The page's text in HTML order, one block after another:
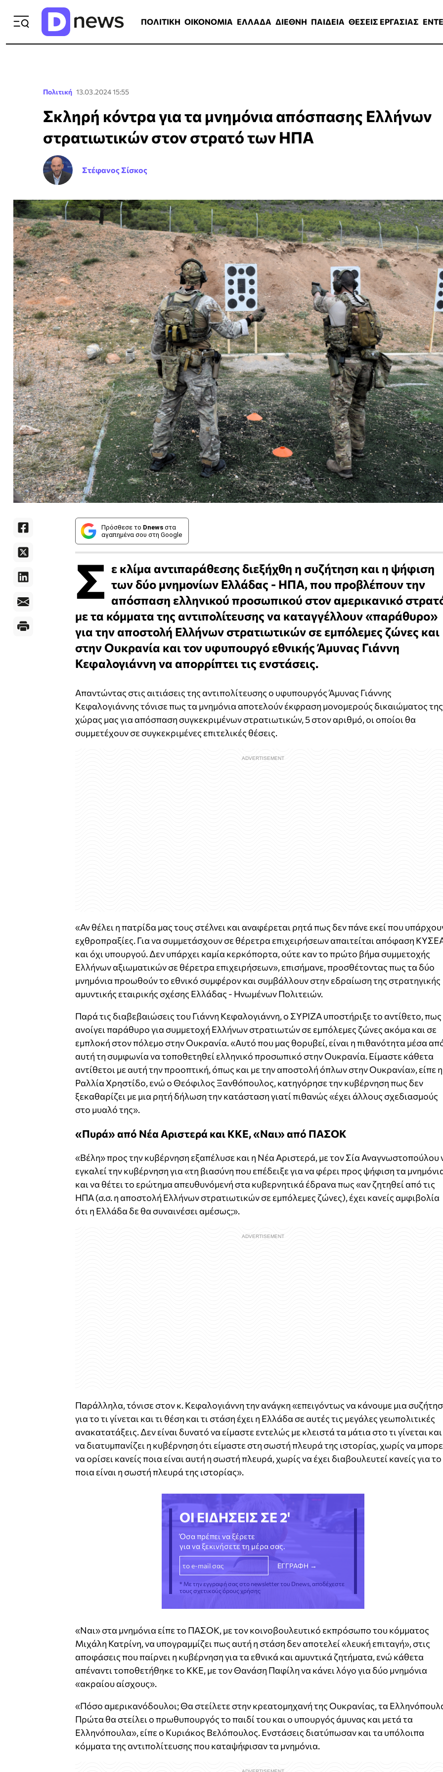
ΠΟΛΙΤΙΚΗ ΟΙΚΟΝΟΜΙΑ ΕΛΛΑΔΑ ΔΙΕΘΝΗ ΠΑΙΔΕΙΑ ΘΕΣΕΙΣ ΕΡΓΑΣΙΑΣ
Πολιτική 13.03.2024 15:55
Σκληρή κόντρα για τα μνημόνια απόσπασης Ελλήνων
στρατιωτικών στον στρατό των ΗΠΑ
Στέφανος Σίσκος
Πρόσθεσε το Dnews στα
αγαπημένα σου στη Google
Σ ε κλίμα αντιπαράθεσης διεξήχθη η συζήτηση και η ψήφιση
των δύο μνημονίων Ελλάδας - ΗΠΑ, που προβλέπουν την
απόσπαση ελληνικού προσωπικού στον αμερικανικό
με τα κόμματα της αντιπολίτευσης να καταγγέλλουν «παράθυρο»
για την αποστολή Ελλήνων στρατιωτικών σε εμπόλεμες ζώνες και
στην Ουκρανία και τον υφυπουργό εθνικής Άμυνας Γιάννη
Κεφαλογιάννη να απορρίπτει τις ενστάσεις.
Απαντώντας στις αιτιάσεις της αντιπολίτευσης ο υφυπουργός Άμυνας Γιάννης
Κεφαλογιάννης τόνισε πως τα μνημόνια αποτελούν έκφραση μονομερούς δικαιώματος της
χώρας μας για απόσπαση συγκεκριμένων στρατιωτικών, 5 στον αριθμό, οι οποίοι θα
συμμετέχουν σε συγκεκριμένες επιτελικές θέσεις.
«Αν θέλει η πατρίδα μας τους στέλνει και αναφέρεται ρητά πως δεν πάνε εκεί που
εχθροπραξίες. Για να συμμετάσχουν σε θέρετρα επιχειρήσεων απαιτείται απόφαση
και όχι υπουργού. Δεν υπάρχει καμία κερκόπορτα, ούτε καν το πρώτο βήμα συμμετοχής
Ελλήνων αξιωματικών σε θέρετρα επιχειρήσεων», επισήμανε, προσθέτοντας πως τα δύο
μνημόνια προωθούν το εθνικό συμφέρον και συμβάλλουν στην εδραίωση της στρατηγικής
αμυντικής εταιρικής σχέσης Ελλάδας - Ηνωμένων Πολιτειών.
Παρά τις διαβεβαιώσεις του Γιάννη Κεφαλογιάννη, ο ΣΥΡΙΖΑ υποστήριξε το αντίθετο, πως
ανοίγει παράθυρο για συμμετοχή Ελλήνων στρατιωτών σε εμπόλεμες ζώνες ακόμα και σε
εμπλοκή στον πόλεμο στην Ουκρανία. «Αυτό που μας θορυβεί, είναι η πιθανότητα μέσα
αυτή τη συμφωνία να τοποθετηθεί ελληνικό προσωπικό στην Ουκρανία. Είμαστε κάθετα
αντίθετοι με αυτή την προοπτική, όπως και με την αποστολή όπλων στην Ουκρανία», είπε η
Ραλλία Χρηστίδο, ενώ ο Θεόφιλος Ξανθόπουλος, κατηγόρησε την κυβέρνηση πως δεν
ξεκαθαρίζει με μια ρητή δήλωση την κατάσταση γιατί πιθανώς «έχει άλλους σχεδιασμούς
στο μυαλό της».
«Πυρά» από Νέα Αριστερά και ΚΚΕ, «Ναι» από ΠΑΣΟΚ
«Βέλη» προς την κυβέρνηση εξαπέλυσε και η Νέα Αριστερά, με τον Σία Αναγνωστοπούλου
εγκαλεί την κυβέρνηση για «τη βιασύνη που επέδειξε για να φέρει προς ψήφιση τα
και να θέτει το ερώτημα απευθυνόμενή στα κυβερνητικά έδρανα πως «αν ζητηθεί από τις
ΗΠΑ (σ.σ. η αποστολή Ελλήνων στρατιωτικών σε εμπόλεμες ζώνες), έχει κανείς αμφιβολία
ότι η Ελλάδα δε θα συναινέσει αμέσως;».
Παράλληλα, τόνισε στον κ. Κεφαλογιάννη την ανάγκη «επειγόντως να κάνουμε μια
για το τι γίνεται και τι θέση και τι στάση έχει η Ελλάδα σε αυτές τις μεγάλες γεωπολιτικές
ανακατατάξεις. Δεν είναι δυνατό να είμαστε εντελώς με κλειστά τα μάτια στο τι γίνεται και
να διατυμπανίζει η κυβέρνηση ότι είμαστε στη σωστή πλευρά της ιστορίας, χωρίς να
να ορίσει κανείς ποια είναι αυτή η σωστή πλευρά, χωρίς να έχει διαβουλευτεί κανείς για το
ποια είναι η σωστή πλευρά της ιστορίας».
ΟΙ ΕΙΔΗΣΕΙΣ ΣΕ 2'
Όσα πρέπει να ξέρετε
για να ξεκινήσετε τη μέρα σας.
* Με την εγγραφή σας στο newsletter του Dnews, αποδέχεστε
τους σχετικούς όρους χρήσης
«Ναι» στα μνημόνια είπε το ΠΑΣΟΚ, με τον κοινοβουλευτικό εκπρόσωπο του κόμματος
Μιχάλη Κατρίνη, να υπογραμμίζει πως αυτή η στάση δεν αποτελεί «λευκή επιταγή», στις
αποφάσεις που παίρνει η κυβέρνηση για τα εθνικά και αμυντικά ζητήματα, ενώ κάθετα
απέναντι τοποθετήθηκε το ΚΚΕ, με τον Θανάση Παφίλη να κάνει λόγο για δύο μνημόνια
«ακραίου αίσχους».
«Πόσο αμερικανόδουλοι; Θα στείλετε στην κρεατομηχανή της Ουκρανίας, τα
Πρώτα θα στείλει ο πρωθυπουργός το παιδί του και ο υπουργός άμυνας και μετά τα
Ελληνόπουλα», είπε ο Κυριάκος Βελόπουλος. Ενστάσεις διατύπωσαν και τα υπόλοιπα
κόμματα της αντιπολίτευσης που καταψήφισαν τα μνημόνια.